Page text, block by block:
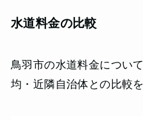
水道料金の比較
鳥羽市の水道料金につい
均・近隣自治体との比較